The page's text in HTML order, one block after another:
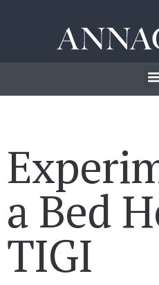
a Bed
TIGI